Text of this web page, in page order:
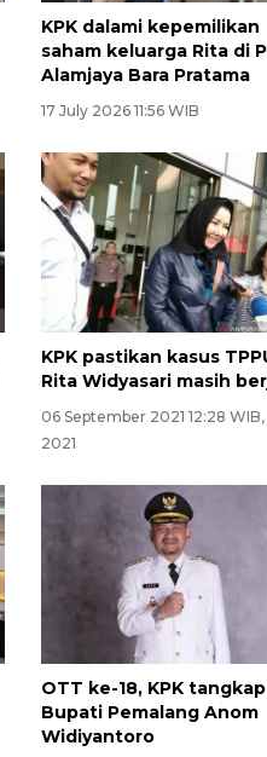
KPK dalami kepemilikan
saham keluarga Rita di
Alamjaya Bara Pratama
17 July 2026 11:56 WIB
KPK pastikan kasus
Rita Widyasari masih
06 September 2021 12:28 WIB,
2021
OTT ke-18, KPK tangkap
Bupati Pemalang Anom
Widiyantoro